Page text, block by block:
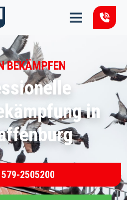
BEKÄMPFEN
in
2505200